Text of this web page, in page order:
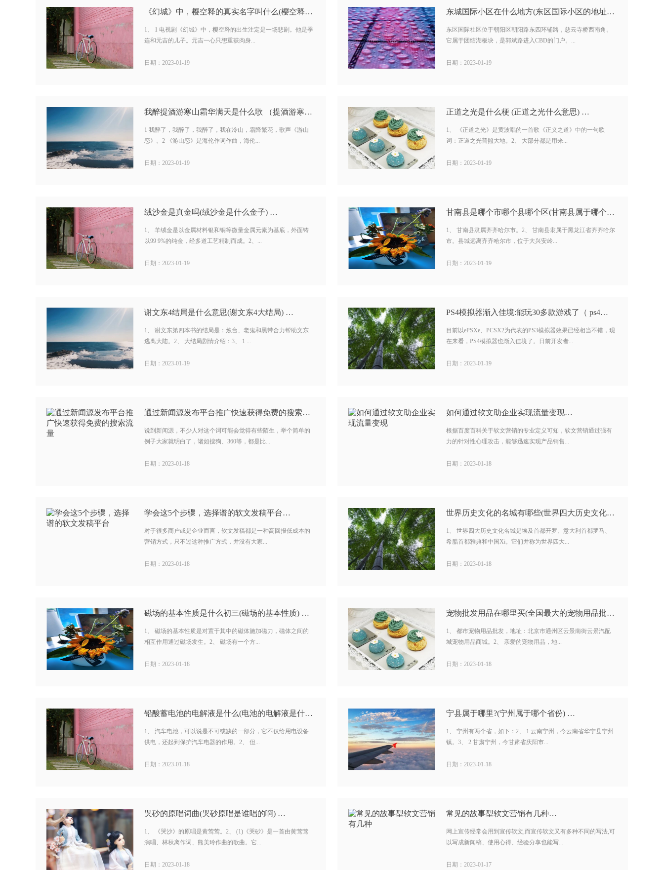
《幻城》中，樱空释的真实名字叫什么(樱空释是谁的孩子)…
1、 1 电视剧《幻城》中，樱空释的出生注定是一场悲剧。他是季
连和元吉的儿子。元吉一心只想重获肉身...
日期：2023-01-19
东城国际小区在什么地方(东区国际小区的地址) …
东区国际社区位于朝阳区朝阳路东四环辅路，慈云寺桥西南角。
它属于团结湖板块，是郭斌路进入CBD的门户。...
日期：2023-01-19
我醉提酒游寒山霜华满天是什么歌 （提酒游寒山是哪首歌的歌词）…
1 我醉了，我醉了，我醉了，我在冷山，霜降繁花，歌声《游山
恋》。2 《游山恋》是海伦作词作曲，海伦...
日期：2023-01-19
正道之光是什么梗 (正道之光什么意思) …
1、 《正道之光》是黄波唱的一首歌《正义之道》中的一句歌
词：正道之光普照大地。2、 大部分都是用来...
日期：2023-01-19
绒沙金是真金吗(绒沙金是什么金子) …
1、 羊绒金是以金属材料银和铜等微量金属元素为基底，外面铸
以99 9%的纯金，经多道工艺精制而成。2、...
日期：2023-01-19
甘南县是哪个市哪个县哪个区(甘南县属于哪个市) …
1、 甘南县隶属齐齐哈尔市。2、 甘南县隶属于黑龙江省齐齐哈尔
市。县城远离齐齐哈尔市，位于大兴安岭...
日期：2023-01-19
谢文东4结局是什么意思(谢文东4大结局) …
1、 谢文东第四本书的结局是：烛台、老鬼和黑带合力帮助文东
逃离大陆。2、 大结局剧情介绍：3、 1 ...
日期：2023-01-19
PS4模拟器渐入佳境:能玩30多款游戏了（ ps4模拟器有什么用…
目前以ePSXe、PCSX2为代表的PS3模拟器效果已经相当不错，现
在来看，PS4模拟器也渐入佳境了。日前开发者...
日期：2023-01-19
通过新闻源发布平台推广快速获得免费的搜索流量…
说到新闻源，不少人对这个词可能会觉得有些陌生，举个简单的
例子大家就明白了，诸如搜狗、360等，都是比...
日期：2023-01-18
如何通过软文助企业实现流量变现…
根据百度百科关于软文营销的专业定义可知，软文营销通过强有
力的针对性心理攻击，能够迅速实现产品销售...
日期：2023-01-18
学会这5个步骤，选择谱的软文发稿平台…
对于很多商户或是企业而言，软文发稿都是一种高回报低成本的
营销方式，只不过这种推广方式，并没有大家...
日期：2023-01-18
世界历史文化的名城有哪些(世界四大历史文化名城) …
1、 世界四大历史文化名城是埃及首都开罗、意大利首都罗马、
希腊首都雅典和中国Xi。它们并称为世界四大...
日期：2023-01-18
磁场的基本性质是什么初三(磁场的基本性质) …
1、 磁场的基本性质是对置于其中的磁体施加磁力，磁体之间的
相互作用通过磁场发生。2、 磁场有一个方...
日期：2023-01-18
宠物批发用品在哪里买(全国最大的宠物用品批发市场在什么地方) …
1、 都市宠物用品批发，地址：北京市通州区云景南街云景汽配
城宠物用品商城。2、 亲爱的宠物用品，地...
日期：2023-01-18
铅酸蓄电池的电解液是什么(电池的电解液是什么) …
1、 汽车电池，可以说是不可或缺的一部分，它不仅给用电设备
供电，还起到保护汽车电器的作用。2、 但...
日期：2023-01-18
宁县属于哪里?(宁州属于哪个省份) …
1、 宁州有两个省，如下：2、 1 云南宁州，今云南省华宁县宁州
镇。3、 2 甘肃宁州，今甘肃省庆阳市...
日期：2023-01-18
哭砂的原唱词曲(哭砂原唱是谁唱的啊) …
1、 《哭沙》的原唱是黄莺莺。2、 (1)《哭砂》是一首由黄莺莺
演唱、林秋离作词、熊美玲作曲的歌曲。它...
日期：2023-01-18
常见的故事型软文营销有几种…
网上宣传经常会用到宣传软文,而宣传软文又有多种不同的写法,可
以写成新闻稿、使用心得、经验分享也能写...
日期：2023-01-17